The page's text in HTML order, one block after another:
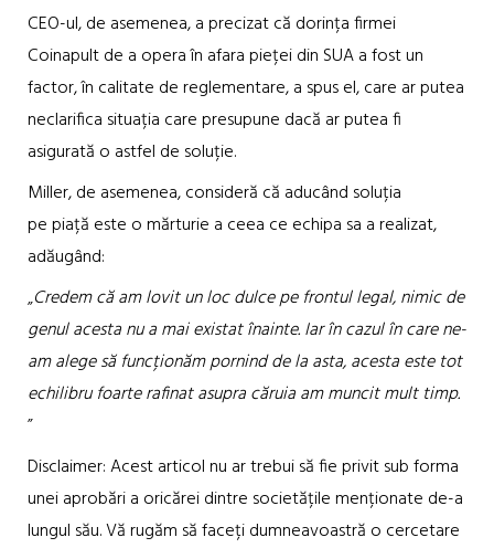
CEO-ul, de asemenea, a precizat că dorința firmei
Coinapult de a opera în afara pieței din SUA a fost un
factor, în calitate de reglementare, a spus el, care ar putea
neclarifica situația care presupune dacă ar putea fi
asigurată o astfel de soluție.
Miller, de asemenea, consideră că aducând soluția
pe piață este o mărturie a ceea ce echipa sa a realizat,
adăugând:
„Credem că am lovit un loc dulce pe frontul legal, nimic de
genul acesta nu a mai existat înainte. Iar în cazul în care ne-
am alege să funcționăm pornind de la asta, acesta este tot
echilibru foarte rafinat asupra căruia am muncit mult timp.
”
Disclaimer: Acest articol nu ar trebui să fie privit sub forma
unei aprobări a oricărei dintre societățile menționate de-a
lungul său. Vă rugăm să faceți dumneavoastră o cercetare